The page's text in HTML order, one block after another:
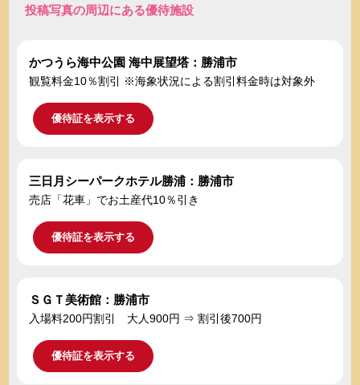
投稿写真の周辺にある優待施設
かつうら海中公園 海中展望塔：勝浦市
観覧料金10％割引 ※海象状況による割引料金時は対象外
優待証を表示する
三日月シーパークホテル勝浦：勝浦市
売店「花車」でお土産代10％引き
優待証を表示する
ＳＧＴ美術館：勝浦市
入場料200円割引 大人900円 ⇒ 割引後700円
優待証を表示する